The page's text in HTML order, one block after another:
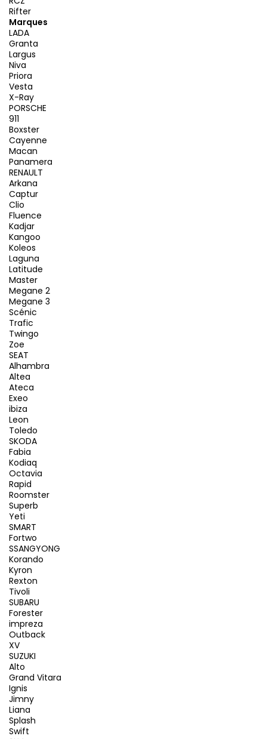
Rifter
Marques
LADA
Granta
Largus
Niva
Priora
Vesta
X-Ray
PORSCHE
911
Boxster
Cayenne
Macan
Panamera
RENAULT
Arkana
Captur
Clio
Fluence
Kadjar
Kangoo
Koleos
Laguna
Latitude
Master
Megane 2
Megane 3
Scénic
Trafic
Twingo
Zoe
SEAT
Alhambra
Altea
Ateca
Exeo
ibiza
Leon
Toledo
SKODA
Fabia
Kodiaq
Octavia
Rapid
Roomster
Superb
Yeti
SMART
Fortwo
SSANGYONG
Korando
Kyron
Rexton
Tivoli
SUBARU
Forester
impreza
Outback
XV
SUZUKI
Alto
Grand Vitara
Ignis
Jimny
Liana
Splash
Swift